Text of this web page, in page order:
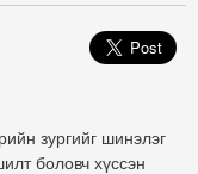
зургийг шинэлэг
боловч хүссэн